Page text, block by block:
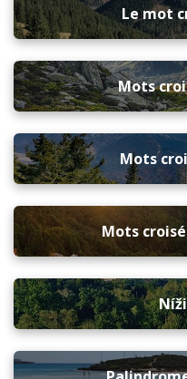
Le mot
Mots
Mots
Mots